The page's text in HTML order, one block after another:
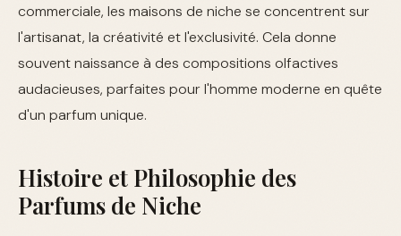
commerciale, les maisons de niche se concentrent sur
l'artisanat, la créativité et l'exclusivité. Cela donne
souvent naissance à des compositions olfactives
audacieuses, parfaites pour l'homme moderne en quête
d'un parfum unique.
Histoire et Philosophie des
Parfums de Niche